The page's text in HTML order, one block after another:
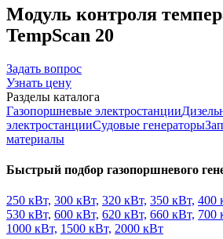
Модуль контроля
TempScan 20
Задать вопрос
Узнать цену
Разделы каталога
Газопоршневые электростанции
электростанцииСудовые генераторы
материалы
Быстрый подбор газопоршневого
250 кВт, 300 кВт, 320 кВт, 350 кВт, 400
530 кВт, 600 кВт, 620 кВт, 660 кВт, 700
1000 кВт, 1500 кВт, 2000 кВт